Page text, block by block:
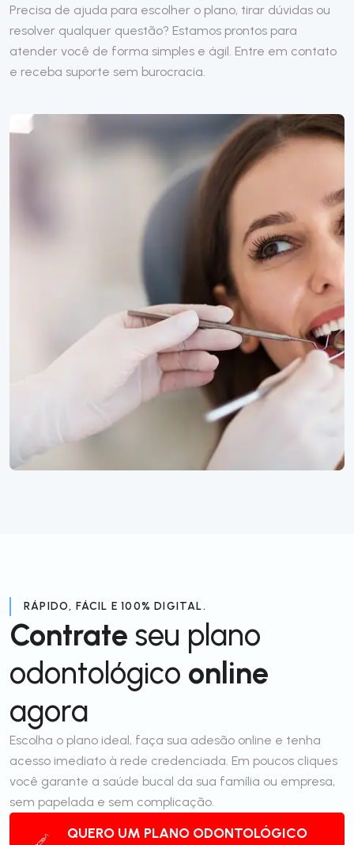
Precisa de ajuda para escolher o plano, tirar dúvidas ou
resolver qualquer questão? Estamos prontos para
atender você de forma simples e ágil. Entre em contato
e receba suporte sem burocracia.
RÁPIDO, FÁCIL E 100% DIGITAL.
Contrate seu plano
odontológico online
agora
Escolha o plano ideal, faça sua adesão online e tenha
acesso imediato à rede credenciada. Em poucos cliques
você garante a saúde bucal da sua família ou empresa,
sem papelada e sem complicação.
QUERO UM PLANO ODONTOLÓGICO